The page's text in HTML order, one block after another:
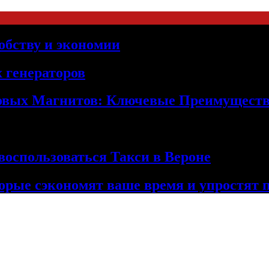
и экономии
Магнитов: Ключевые
Такси в Вероне
сэкономят ваше время и упростят